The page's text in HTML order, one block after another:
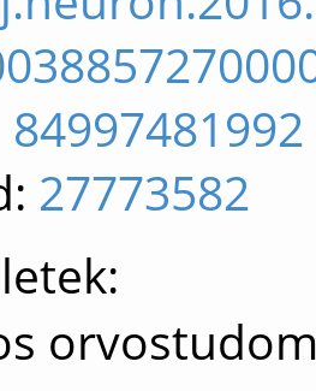
84997481992
27773582